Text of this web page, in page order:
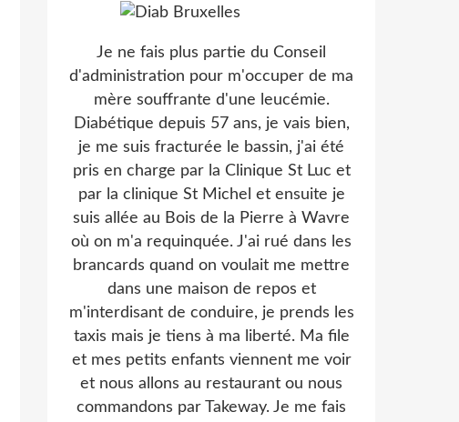
Je ne fais plus partie du Conseil
d'administration pour m'occuper de ma
mère souffrante d'une leucémie.
Diabétique depuis 57 ans, je vais bien,
je me suis fracturée le bassin, j'ai été
pris en charge par la Clinique St Luc et
par la clinique St Michel et ensuite je
suis allée au Bois de la Pierre à Wavre
où on m'a requinquée. J'ai rué dans les
brancards quand on voulait me mettre
dans une maison de repos et
m'interdisant de conduire, je prends les
taxis mais je tiens à ma liberté. Ma file
et mes petits enfants viennent me voir
et nous allons au restaurant ou nous
commandons par Takeway. Je me fais